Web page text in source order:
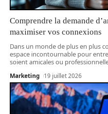
Comprendre la demande
maximiser vos connexions
Dans un monde de plus en plus
espace incontournable pour
soient amicales ou
Marketing 19 juillet 2026